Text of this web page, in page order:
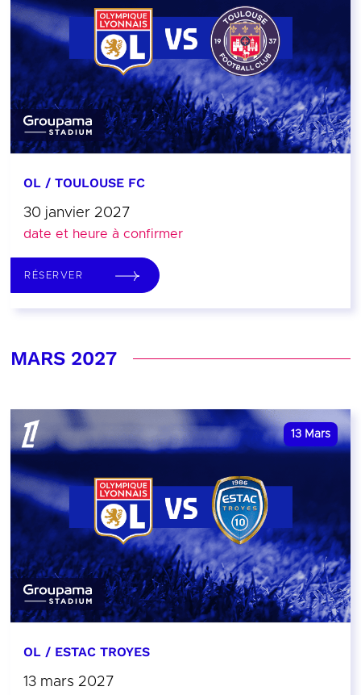
OL / TOULOUSE FC
30 janvier 2027
date et heure à confirmer
RÉSERVER
MARS 2027
13 Mars
OL / ESTAC TROYES
13 mars 2027